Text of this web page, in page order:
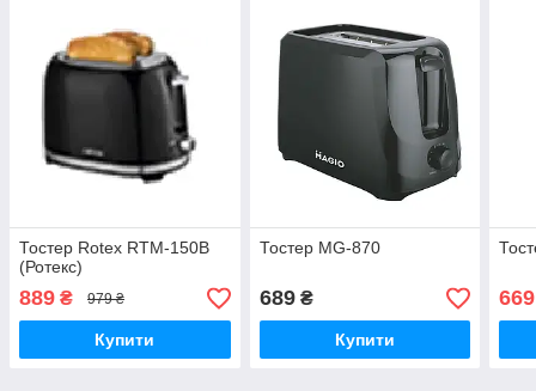
Тостер Rotex RTM-150В
(Ротекс)
889 ₴ 979 ₴
Купити
Тостер MG-870
689₴
Купити
669